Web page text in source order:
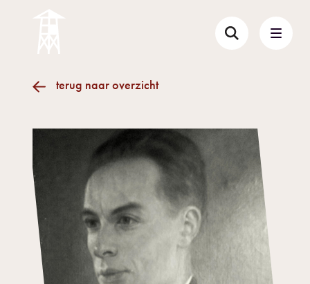
terug naar overzicht